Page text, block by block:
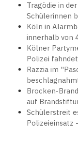
Tragödie in
Schülerinnen
Köln in
innerhalb von
Kölner
Polizei
Razzia im
Brocken-
auf
Schülerstreit
Polizeieinsatz